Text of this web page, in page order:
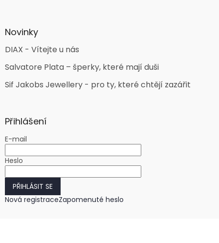
Novinky
DIAX - Vítejte u nás
Salvatore Plata – šperky, které mají duši
Sif Jakobs Jewellery - pro ty, které chtějí zazářit
Přihlášení
E-mail
Heslo
PŘIHLÁSIT SE
Nová registraceZapomenuté heslo